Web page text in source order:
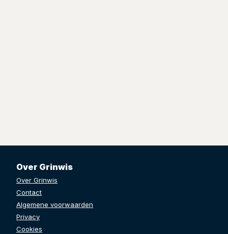
Over Grinwis
Over Grinwis
Contact
Algemene voorwaarden
Privacy
Cookies